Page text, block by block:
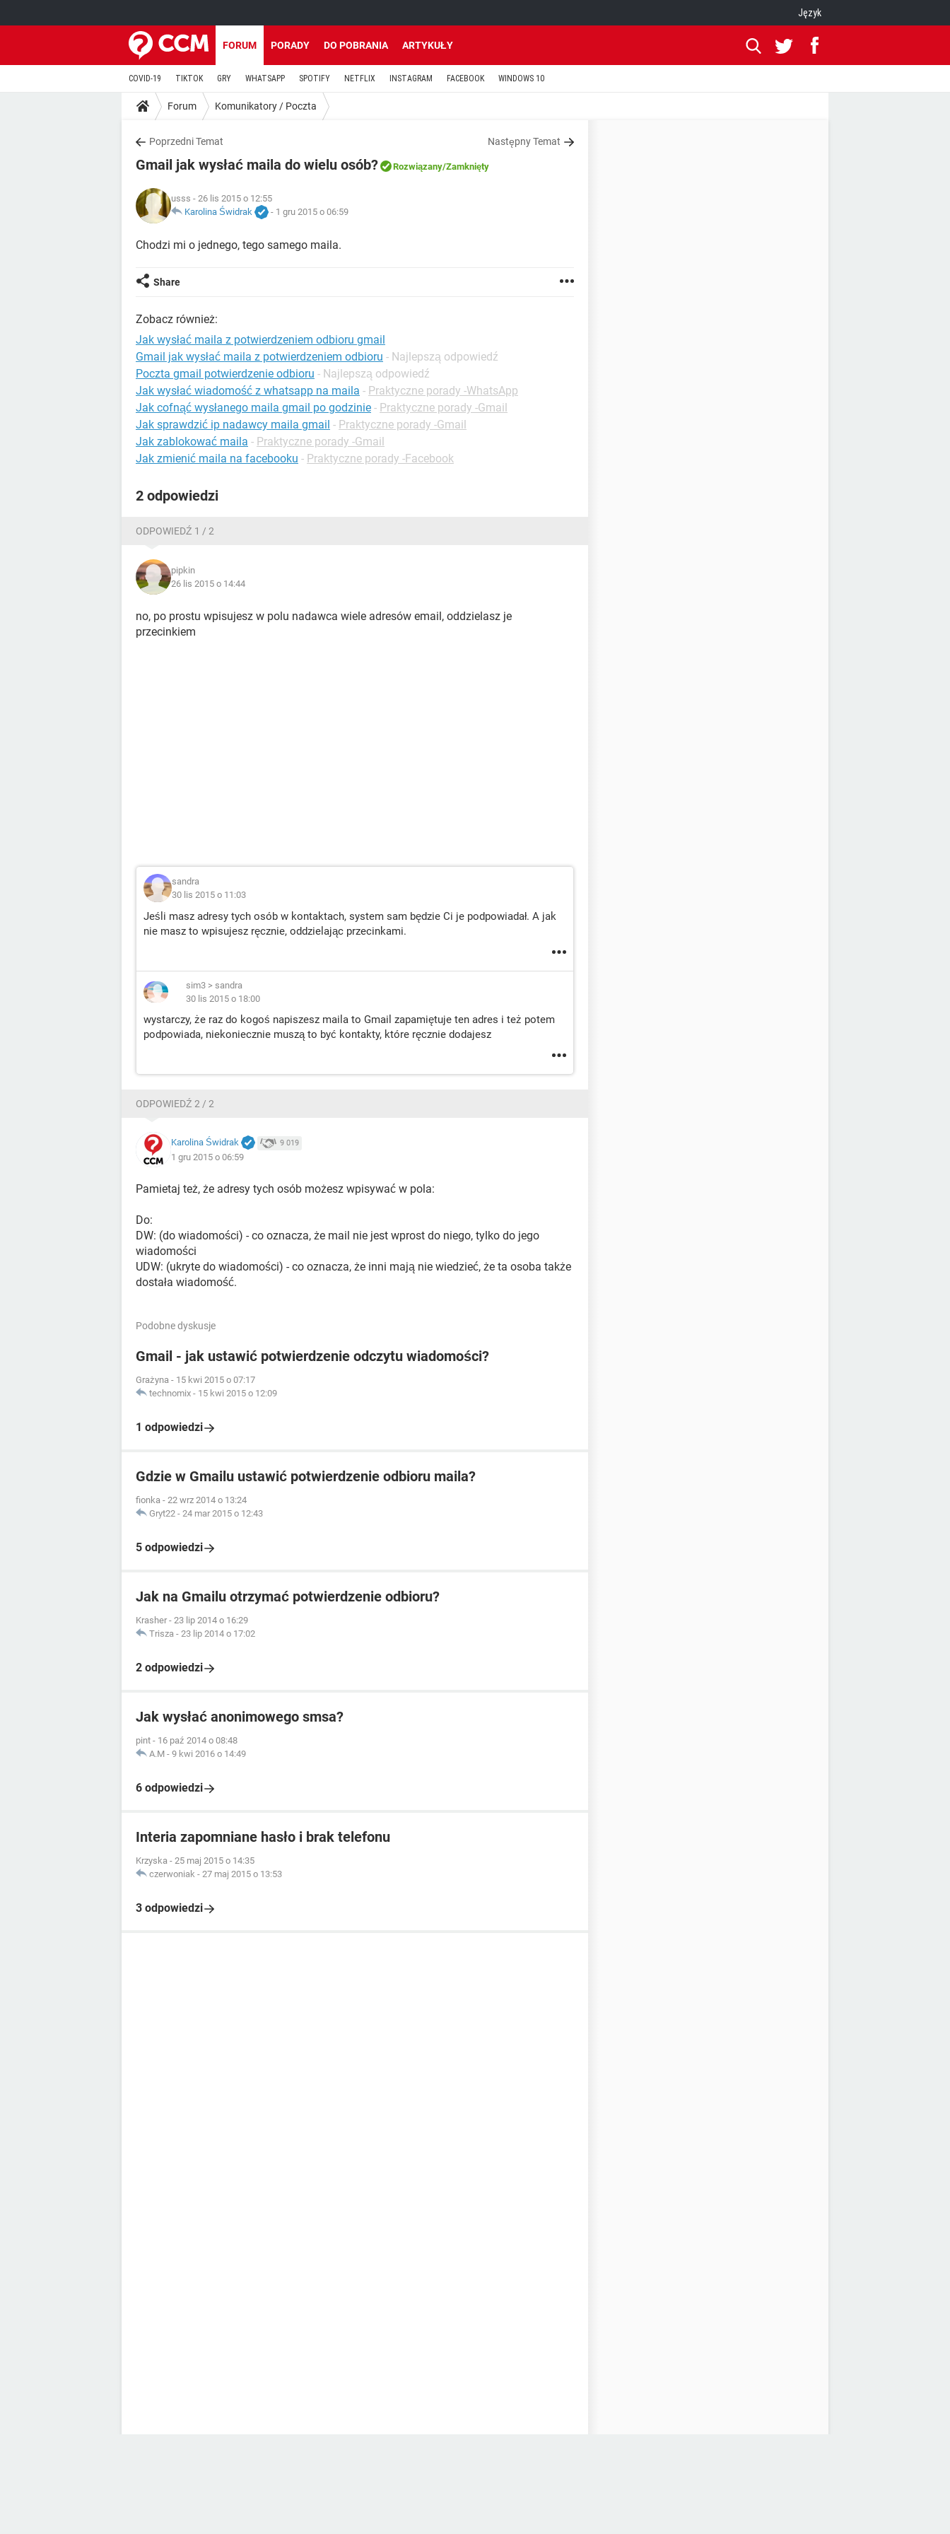
Język
FORUM PORADY DO POBRANIA ARTYKUŁY
COVID-19 TIKTOK GRY WHATSAPP SPOTIFY NETFLIX INSTAGRAM FACEBOOK WINDOWS 10
Forum Komunikatory / Poczta
Poprzedni Temat Następny Temat
Gmail jak wysłać maila do wielu osób? Rozwiązany/Zamknięty
usss - 26 lis 2015 o 12:55
Karolina Świdrak
- 1 gru 2015 o 06:59
Chodzi mi o jednego, tego samego maila.
Share
Zobacz również:
Jak wysłać maila z potwierdzeniem odbioru gmail
Gmail jak wysłać maila z potwierdzeniem odbioru - Najlepszą odpowiedź
Poczta gmail potwierdzenie odbioru - Najlepszą odpowiedź
Jak wysłać wiadomość z whatsapp na maila - Praktyczne porady -WhatsApp
Jak cofnąć wysłanego maila gmail po godzinie - Praktyczne porady -Gmail
Jak sprawdzić ip nadawcy maila gmail - Praktyczne porady -Gmail
Jak zablokować maila - Praktyczne porady -Gmail
Jak zmienić maila na facebooku - Praktyczne porady -Facebook
2 odpowiedzi
ODPOWIEDŹ 1 / 2
pipkin
26 lis 2015 o 14:44
no, po prostu wpisujesz w polu nadawca wiele adresów email, oddzielasz je
przecinkiem
sandra
30 lis 2015 o 11:03
Jeśli masz adresy tych osób w kontaktach, system sam będzie Ci je podpowiadał. A jak
nie masz to wpisujesz ręcznie, oddzielając przecinkami.
sim3 > sandra
30 lis 2015 o 18:00
wystarczy, że raz do kogoś napiszesz maila to Gmail zapamiętuje ten adres i też potem
podpowiada, niekoniecznie muszą to być kontakty, które ręcznie dodajesz
ODPOWIEDŹ 2 / 2
Karolina Świdrak 9 019
1 gru 2015 o 06:59
Pamietaj też, że adresy tych osób możesz wpisywać w pola:
Do:
DW: (do wiadomości) - co oznacza, że mail nie jest wprost do niego, tylko do jego
wiadomości
UDW: (ukryte do wiadomości) - co oznacza, że inni mają nie wiedzieć, że ta osoba także
dostała wiadomość.
Podobne dyskusje
Gmail - jak ustawić potwierdzenie odczytu wiadomości?
Grażyna - 15 kwi 2015 o 07:17
technomix - 15 kwi 2015 o 12:09
1 odpowiedzi
Gdzie w Gmailu ustawić potwierdzenie odbioru maila?
fionka - 22 wrz 2014 o 13:24
Gryt22 - 24 mar 2015 o 12:43
5 odpowiedzi
Jak na Gmailu otrzymać potwierdzenie odbioru?
Krasher - 23 lip 2014 o 16:29
Trisza - 23 lip 2014 o 17:02
2 odpowiedzi
Jak wysłać anonimowego smsa?
pint - 16 paź 2014 o 08:48
A.M - 9 kwi 2016 o 14:49
6 odpowiedzi
Interia zapomniane hasło i brak telefonu
Krzyska - 25 maj 2015 o 14:35
czerwoniak - 27 maj 2015 o 13:53
3 odpowiedzi